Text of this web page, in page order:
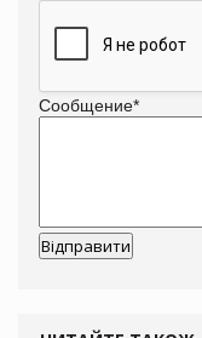
Сообщение*